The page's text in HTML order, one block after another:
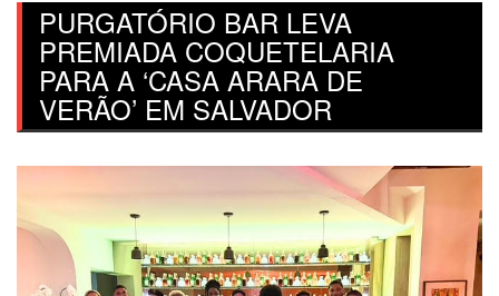
PURGATÓRIO BAR LEVA
PREMIADA COQUETELARIA
PARA A ‘CASA ARARA DE
VERÃO’ EM SALVADOR